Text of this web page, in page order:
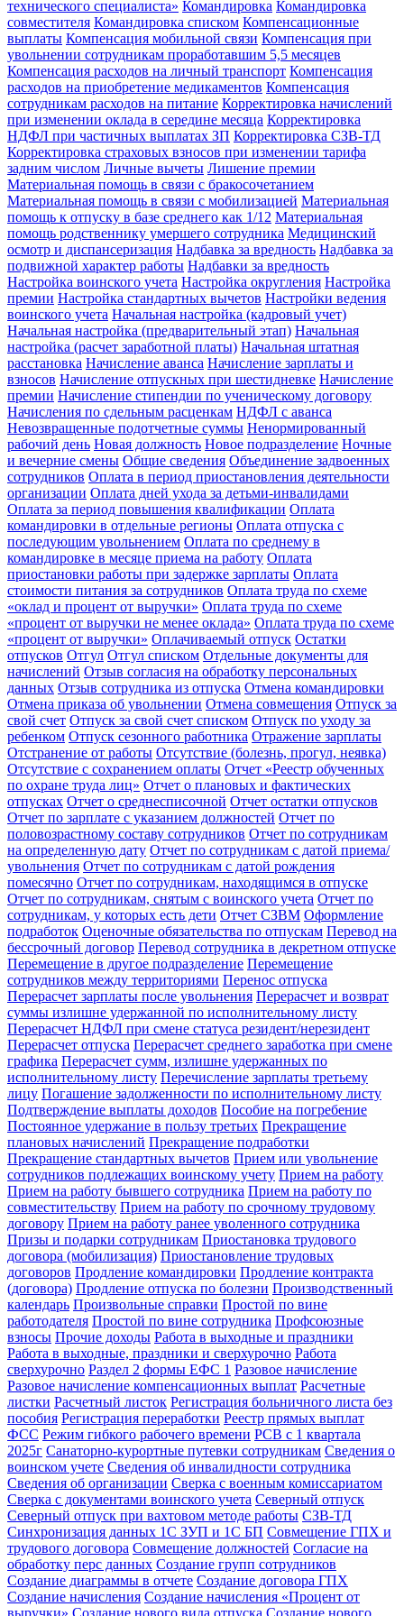
технического специалиста» Командировка Командировка
совместителя Командировка списком Компенсационные
выплаты Компенсация мобильной связи Компенсация при
увольнении сотрудникам проработавшим 5,5 месяцев
Компенсация расходов на личный транспорт Компенсация
расходов на приобретение медикаментов Компенсация
сотрудникам расходов на питание Корректировка начислений
при изменении оклада в середине месяца Корректировка
НДФЛ при частичных выплатах ЗП Корректировка СЗВ-ТД
Корректировка страховых взносов при изменении тарифа
задним числом Личные вычеты Лишение премии
Материальная помощь в связи с бракосочетанием
Материальная помощь в связи с мобилизацией Материальная
помощь к отпуску в базе среднего как 1/12 Материальная
помощь родственнику умершего сотрудника Медицинский
осмотр и диспансеризация Надбавка за вредность Надбавка за
подвижной характер работы Надбавки за вредность
Настройка воинского учета Настройка округления Настройка
премии Настройка стандартных вычетов Настройки ведения
воинского учета Начальная настройка (кадровый учет)
Начальная настройка (предварительный этап) Начальная
настройка (расчет заработной платы) Начальная штатная
расстановка Начисление аванса Начисление зарплаты и
взносов Начисление отпускных при шестидневке Начисление
премии Начисление стипендии по ученическому договору
Начисления по сдельным расценкам НДФЛ с аванса
Невозвращенные подотчетные суммы Ненормированный
рабочий день Новая должность Новое подразделение Ночные
и вечерние смены Общие сведения Объединение задвоенных
сотрудников Оплата в период приостановления деятельности
организации Оплата дней ухода за детьми-инвалидами
Оплата за период повышения квалификации Оплата
командировки в отдельные регионы Оплата отпуска с
последующим увольнением Оплата по среднему в
командировке в месяце приема на работу Оплата
приостановки работы при задержке зарплаты Оплата
стоимости питания за сотрудников Оплата труда по схеме
«оклад и процент от выручки» Оплата труда по схеме
«процент от выручки не менее оклада» Оплата труда по схеме
«процент от выручки» Оплачиваемый отпуск Остатки
отпусков Отгул Отгул списком Отдельные документы для
начислений Отзыв согласия на обработку персональных
данных Отзыв сотрудника из отпуска Отмена командировки
Отмена приказа об увольнении Отмена совмещения Отпуск за
свой счет Отпуск за свой счет списком Отпуск по уходу за
ребенком Отпуск сезонного работника Отражение зарплаты
Отстранение от работы Отсутствие (болезнь, прогул, неявка)
Отсутствие с сохранением оплаты Отчет «Реестр обученных
по охране труда лиц» Отчет о плановых и фактических
отпусках Отчет о среднесписочной Отчет остатки отпусков
Отчет по зарплате с указанием должностей Отчет по
половозрастному составу сотрудников Отчет по сотрудникам
на определенную дату Отчет по сотрудникам с датой приема/
увольнения Отчет по сотрудникам с датой рождения
помесячно Отчет по сотрудникам, находящимся в отпуске
Отчет по сотрудникам, снятым с воинского учета Отчет по
сотрудникам, у которых есть дети Отчет СЗВМ Оформление
подработок Оценочные обязательства по отпускам Перевод на
бессрочный договор Перевод сотрудника в декретном отпуске
Перемещение в другое подразделение Перемещение
сотрудников между территориями Перенос отпуска
Перерасчет зарплаты после увольнения Перерасчет и возврат
суммы излишне удержанной по исполнительному листу
Перерасчет НДФЛ при смене статуса резидент/нерезидент
Перерасчет отпуска Перерасчет среднего заработка при смене
графика Перерасчет сумм, излишне удержанных по
исполнительному листу Перечисление зарплаты третьему
лицу Погашение задолженности по исполнительному листу
Подтверждение выплаты доходов Пособие на погребение
Постоянное удержание в пользу третьих Прекращение
плановых начислений Прекращение подработки
Прекращение стандартных вычетов Прием или увольнение
сотрудников подлежащих воинскому учету Прием на работу
Прием на работу бывшего сотрудника Прием на работу по
совместительству Прием на работу по срочному трудовому
договору Прием на работу ранее уволенного сотрудника
Призы и подарки сотрудникам Приостановка трудового
договора (мобилизация) Приостановление трудовых
договоров Продление командировки Продление контракта
(договора) Продление отпуска по болезни Производственный
календарь Произвольные справки Простой по вине
работодателя Простой по вине сотрудника Профсоюзные
взносы Прочие доходы Работа в выходные и праздники
Работа в выходные, праздники и сверхурочно Работа
сверхурочно Раздел 2 формы ЕФС 1 Разовое начисление
Разовое начисление компенсационных выплат Расчетные
листки Расчетный листок Регистрация больничного листа без
пособия Регистрация переработки Реестр прямых выплат
ФСС Режим гибкого рабочего времени РСВ с 1 квартала
2025г Санаторно-курортные путевки сотрудникам Сведения о
воинском учете Сведения об инвалидности сотрудника
Сведения об организации Сверка с военным комиссариатом
Сверка с документами воинского учета Северный отпуск
Северный отпуск при вахтовом методе работы СЗВ-ТД
Синхронизация данных 1С ЗУП и 1С БП Совмещение ГПХ и
трудового договора Совмещение должностей Согласие на
обработку перс данных Создание групп сотрудников
Создание диаграммы в отчете Создание договора ГПХ
Создание начисления Создание начисления «Процент от
выручки» Создание нового вида отпуска Создание нового